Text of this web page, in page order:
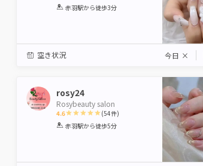
1 2 3 4 5
赤羽駅から徒歩3分
空き状況 今日 ×
rosy24
Rosybeauty salon
4.6
1 2 3 4 5
(54件)
赤羽駅から徒歩5分